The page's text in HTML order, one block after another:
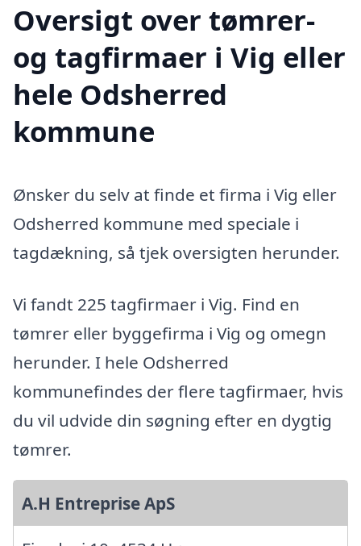
Oversigt over tømrer-
og tagfirmaer i Vig eller
hele Odsherred
kommune
Ønsker du selv at finde et firma i Vig eller
Odsherred kommune med speciale i
tagdækning, så tjek oversigten herunder.
Vi fandt 225 tagfirmaer i Vig. Find en
tømrer eller byggefirma i Vig og omegn
herunder. I hele Odsherred
kommunefindes der flere tagfirmaer, hvis
du vil udvide din søgning efter en dygtig
tømrer.
A.H Entreprise ApS